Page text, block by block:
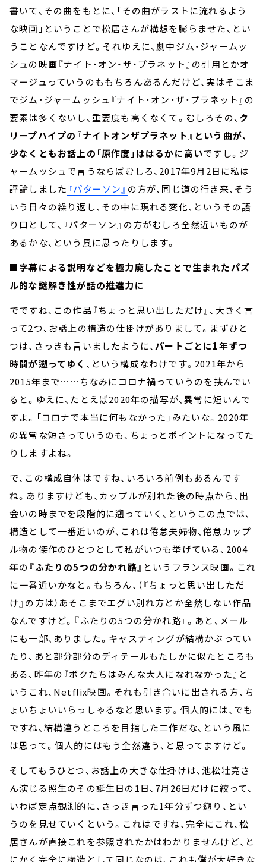
書いて、その曲をもとに、「その曲がラストに流れるよう
な映画」ということで松居さんが構想を膨らませた、とい
うことなんですけど。それゆえに、劇中ジム・ジャームッ
シュの映画『ナイト・オン・ザ・プラネット』の引用とかオ
マージュっていうのももちろんあるんだけど、実はそこま
でジム・ジャームッシュ『ナイト・オン・ザ・プラネット』の
要素は多くないし、重要度も高くなくて。むしろその、 ク
リープハイプの『ナイトオンザプラネット』という曲が、
少なくともお話上の「原作度」ははるかに高いですし。ジ
ャームッシュで言うならばむしろ、2017年9月2日に私は
評論しました 『パターソン』 の方が、同じ道の行き来、そう
いう日々の繰り返し、その中に現れる変化、というその語
り口として、『パターソン』の方がむしろ全然近いものが
あるかな、という風に思ったりします。
■字幕による説明などを極力廃したことで生まれたパズ
ル的な謎解き性が話の推進力に
でですね、この作品『ちょっと思い出しただけ』、大きく言
って2つ、お話上の構造の仕掛けがありまして。まずひと
つは、さっきも言いましたように、パートごとに1年ずつ
時間が遡ってゆく 、という構成なわけです。2021年から
2015年まで……ちなみにコロナ禍っていうのを挟んでい
ると。ゆえに、たとえば2020年の描写が、異常に短いんで
すよ。「コロナで本当に何もなかった」みたいな。2020年
の異常な短さっていうのも、ちょっとポイントになってた
りしますよね。
で、この構成自体はですね、いろいろ前例もあるんです
ね。ありますけども、カップルが別れた後の時点から、出
会いの時までを段階的に遡っていく、というこの点では、
構造として一番近いのが、これは倦怠夫婦物、倦怠カップ
ル物の傑作のひとつとして私がいつも挙げている、2004
年の 『ふたりの5つの分かれ路』 というフランス映画。これ
に一番近いかなと。もちろん、（『ちょっと思い出しただ
け』の方は）あそこまでエグい別れ方とか全然しない作品
なんですけど。『ふたりの5つの分かれ路』。あと、メール
にも一部、ありました。キャスティングが結構かぶってい
たり、あと部分部分のディテールもたしかに似たところも
ある、昨年の『ボクたちはみんな大人になれなかった』と
いうこれ、Netflix映画。それも引き合いに出される方、ち
ょいちょいいらっしゃるなと思います。個人的には、でも
ですね、結構違うところを目指した二作だな、という風に
は思って。個人的にはもう全然違う、と思ってますけど。
そしてもうひとつ、お話上の大きな仕掛けは、池松壮亮さ
ん演じる照生のその誕生日の1日、7月26日だけに絞って、
いわば定点観測的に、さっき言った1年分ずつ遡り、とい
うのを見せていくという。これはですね、完全にこれ、松
居さんが直接これを参照されたかはわかりませんけど、と
にかく完全に構造として同じなのは、これも僕が大好きな